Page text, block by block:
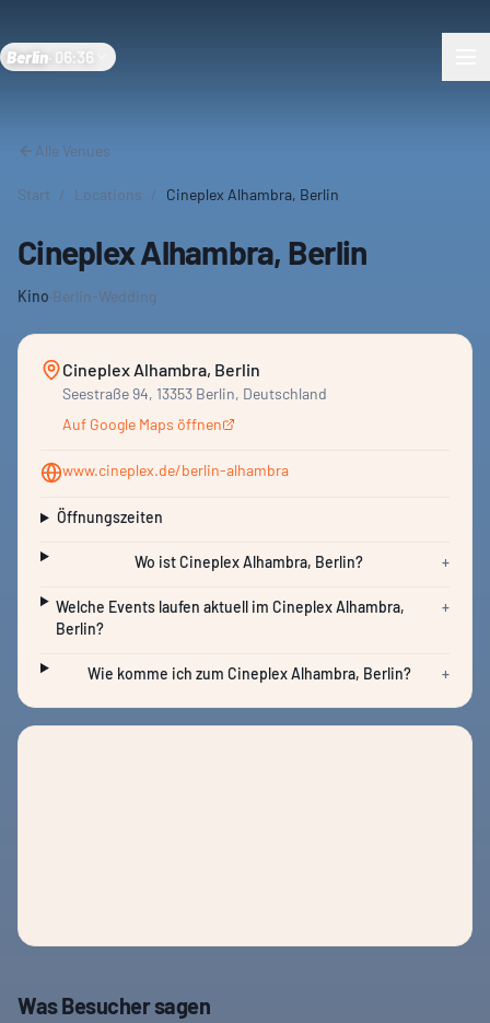
Berlin 06:36
Alle Venues
Start / Locations / Cineplex Alhambra, Berlin
Cineplex Alhambra, Berlin
Kino·Berlin-Wedding
Cineplex Alhambra, Berlin
Seestraße 94, 13353 Berlin, Deutschland
Auf Google Maps öffnen
www.cineplex.de/berlin-alhambra
Öffnungszeiten
Wo ist Cineplex Alhambra, Berlin? +
Welche Events laufen aktuell im Cineplex Alhambra,
Berlin?
+
Wie komme ich zum Cineplex Alhambra, Berlin? +
Was Besucher sagen